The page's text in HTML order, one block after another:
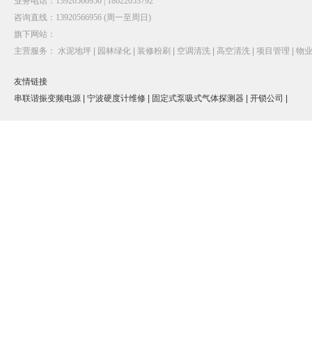
咨询直线：13920566956 (周一至周日)
旗下网站：
主营服务： 水泥地坪 | 园林绿化 | 装修粉刷 | 空调清洗 | 高空清洗 | 项目管理 | 物
友情链接
串联谐振变频电源 | 宁波硬度计维修 | 固定式泵吸式气体探测器 | 开锁公司 |